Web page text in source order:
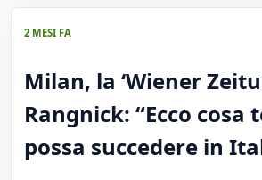
2 MESI FA
Milan, la ‘Wiener
Rangnick: “Ecco cosa
possa succedere in